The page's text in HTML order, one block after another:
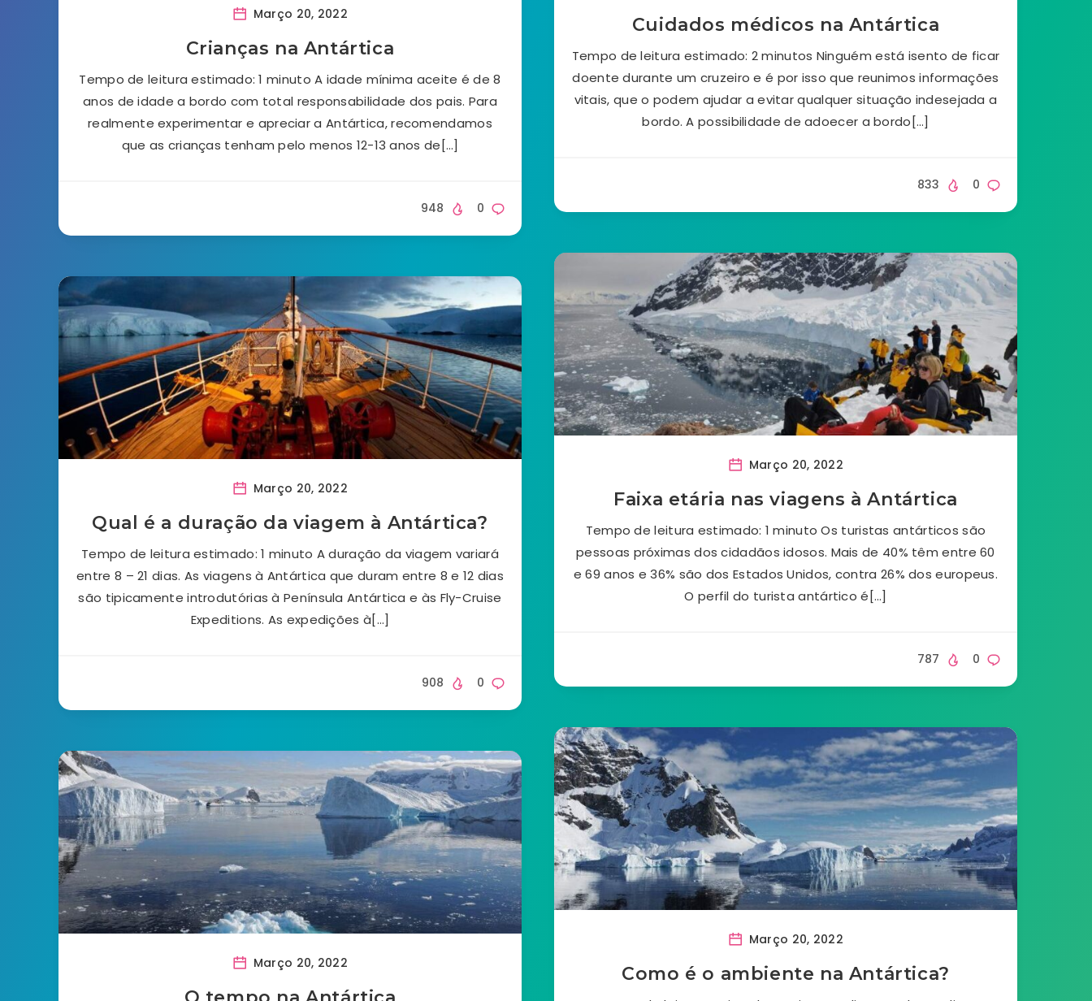
Março 20, 2022
Crianças na Antártica
Tempo de leitura estimado: 1 minuto A idade mínima aceite é de 8
anos de idade a bordo com total responsabilidade dos pais. Para
realmente experimentar e apreciar a Antártica, recomendamos
que as crianças tenham pelo menos 12-13 anos de[…]
0
948
Cuidados médicos na Antártica
Tempo de leitura estimado: 2 minutos Ninguém está isento de ficar
doente durante um cruzeiro e é por isso que reunimos informações
vitais, que o podem ajudar a evitar qualquer situação indesejada a
bordo. A possibilidade de adoecer a bordo[…]
0
833
Março 20, 2022
Qual é a duração da viagem à Antártica?
Tempo de leitura estimado: 1 minuto A duração da viagem variará
entre 8 – 21 dias. As viagens à Antártica que duram entre 8 e 12 dias
são tipicamente introdutórias à Península Antártica e às Fly-Cruise
Expeditions. As expedições à[…]
0
908
Março 20, 2022
Faixa etária nas viagens à Antártica
Tempo de leitura estimado: 1 minuto Os turistas antárticos são
pessoas próximas dos cidadãos idosos. Mais de 40% têm entre 60
e 69 anos e 36% são dos Estados Unidos, contra 26% dos europeus.
O perfil do turista antártico é[…]
0
787
Março 20, 2022
Março 20, 2022
Como é o ambiente na Antártica?